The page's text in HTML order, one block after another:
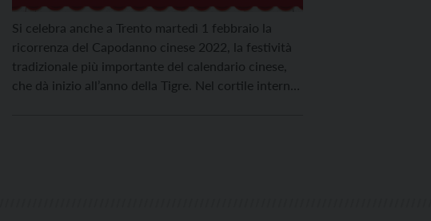
Si celebra anche a Trento martedì 1 febbraio la
ricorrenza del Capodanno cinese 2022, la festività
tradizionale più importante del calendario cinese,
che dà inizio all’anno della Tigre. Nel cortile interno